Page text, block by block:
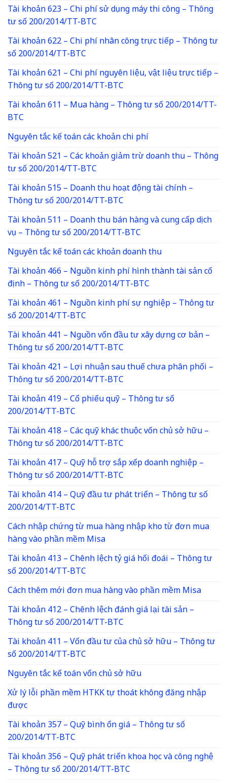
Tài khoản 623 – Chi phí sử dụng máy thi công – Thông
tư số 200/2014/TT-BTC
Tài khoản 622 – Chi phí nhân công trực tiếp – Thông tư
số 200/2014/TT-BTC
Tài khoản 621 – Chi phí nguyên liệu, vật liệu trực tiếp –
Thông tư số 200/2014/TT-BTC
Tài khoản 611 – Mua hàng – Thông tư số 200/2014/TT-
BTC
Nguyên tắc kế toán các khoản chi phí
Tài khoản 521 – Các khoản giảm trừ doanh thu – Thông
tư số 200/2014/TT-BTC
Tài khoản 515 – Doanh thu hoạt động tài chính –
Thông tư số 200/2014/TT-BTC
Tài khoản 511 – Doanh thu bán hàng và cung cấp dịch
vụ – Thông tư số 200/2014/TT-BTC
Nguyên tắc kế toán các khoản doanh thu
Tài khoản 466 – Nguồn kinh phí hình thành tài sản cố
định – Thông tư số 200/2014/TT-BTC
Tài khoản 461 – Nguồn kinh phí sự nghiệp – Thông tư
số 200/2014/TT-BTC
Tài khoản 441 – Nguồn vốn đầu tư xây dựng cơ bản –
Thông tư số 200/2014/TT-BTC
Tài khoản 421 – Lợi nhuận sau thuế chưa phân phối –
Thông tư số 200/2014/TT-BTC
Tài khoản 419 – Cổ phiếu quỹ – Thông tư số
200/2014/TT-BTC
Tài khoản 418 – Các quỹ khác thuộc vốn chủ sở hữu –
Thông tư số 200/2014/TT-BTC
Tài khoản 417 – Quỹ hỗ trợ sắp xếp doanh nghiệp –
Thông tư số 200/2014/TT-BTC
Tài khoản 414 – Quỹ đầu tư phát triển – Thông tư số
200/2014/TT-BTC
Cách nhập chứng từ mua hàng nhập kho từ đơn mua
hàng vào phần mềm Misa
Tài khoản 413 – Chênh lệch tỷ giá hối đoái – Thông tư
số 200/2014/TT-BTC
Cách thêm mới đơn mua hàng vào phần mềm Misa
Tài khoản 412 – Chênh lệch đánh giá lại tài sản –
Thông tư số 200/2014/TT-BTC
Tài khoản 411 – Vốn đầu tư của chủ sở hữu – Thông tư
số 200/2014/TT-BTC
Nguyên tắc kế toán vốn chủ sở hữu
Xử lý lỗi phần mềm HTKK tự thoát không đăng nhập
được
Tài khoản 357 – Quỹ bình ổn giá – Thông tư số
200/2014/TT-BTC
Tài khoản 356 – Quỹ phát triển khoa học và công nghệ
– Thông tư số 200/2014/TT-BTC